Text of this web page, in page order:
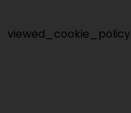
viewed_cookie_policy